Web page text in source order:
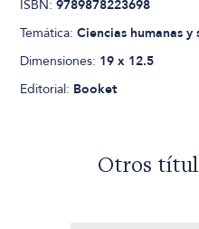
ISBN:9789878223698
Temática:Ciencias humanas y
Dimensiones: 19 x 12.5
Editorial: Booket
Otros